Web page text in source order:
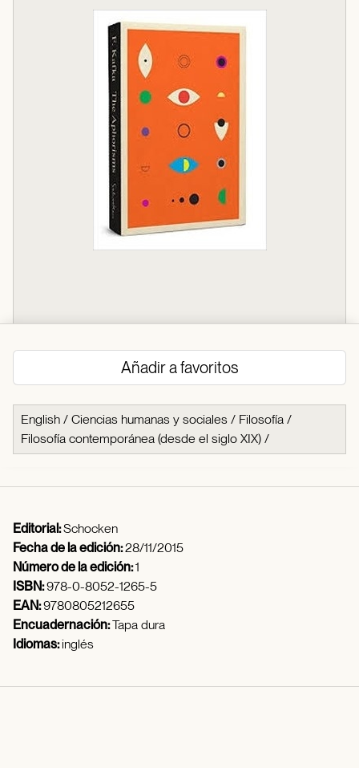
Añadir a favoritos
English / Ciencias humanas y sociales / Filosofía /
Filosofía contemporánea (desde el siglo XIX) /
Editorial:Schocken
Fecha de la edición:28/11/2015
Número de la edición:1
ISBN:978-0-8052-1265-5
EAN:9780805212655
Encuadernación:Tapa dura
Idiomas:inglés